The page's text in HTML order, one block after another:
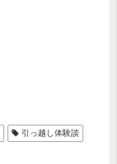
引っ越し体験談